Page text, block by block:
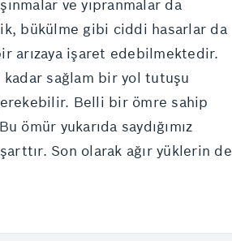
ve yıpranmalar da
bükülme gibi ciddi hasarlar da
arızaya işaret edebilmektedir.
sağlam bir yol tutuşu
Belli bir ömre sahip
yukarıda saydığımız
Son olarak ağır yüklerin de